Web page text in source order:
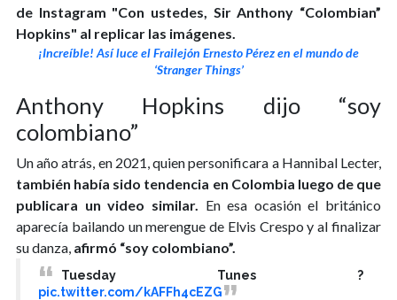
de Instagram "Con ustedes, Sir Anthony “Colombian”
Hopkins" al replicar las imágenes.
¡Increíble! Así luce el Frailejón Ernesto Pérez en el mundo de
‘Stranger Things’
Anthony Hopkins dijo “soy
colombiano”
Un año atrás, en 2021, quien personificara a Hannibal Lecter,
también había sido tendencia en Colombia luego de que
publicara un video similar.
En esa ocasión el británico
aparecía bailando un merengue de Elvis Crespo y al finalizar
su danza, afirmó “soy colombiano”.
Tuesday Tunes ?
pic.twitter.com/kAFFh4cEZG